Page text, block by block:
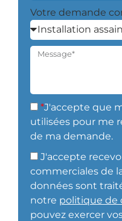
Votre demande
*J'accepte que
utilisées pour me
de ma demande.
J'accepte
commerciales de
données sont
notre politique de
pouvez exercer